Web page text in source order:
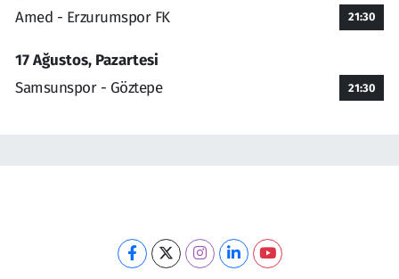
Amed - Erzurumspor FK 21:30
17 Ağustos, Pazartesi
Samsunspor - Göztepe
21:30